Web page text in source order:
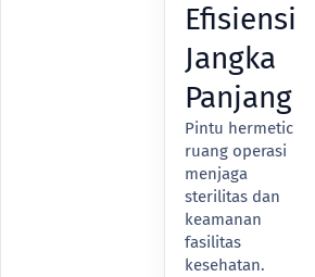
Efisiensi
Jangka
Panjang
Pintu hermetic
ruang operasi
menjaga
sterilitas dan
keamanan
fasilitas
kesehatan.